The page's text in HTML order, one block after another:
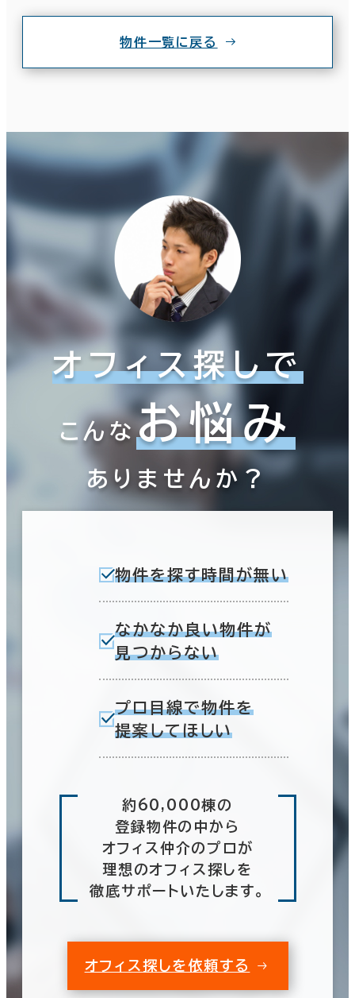
物件一覧に戻る
オフィス探しで
こんなお悩み
ありませんか？
物件を探す時間が無い
なかなか良い物件が
見つからない
プロ目線で物件を
提案してほしい
約60,000棟の
登録物件の中から
オフィス仲介のプロが
理想のオフィス探しを
徹底サポートいたします。
オフィス探しを依頼する